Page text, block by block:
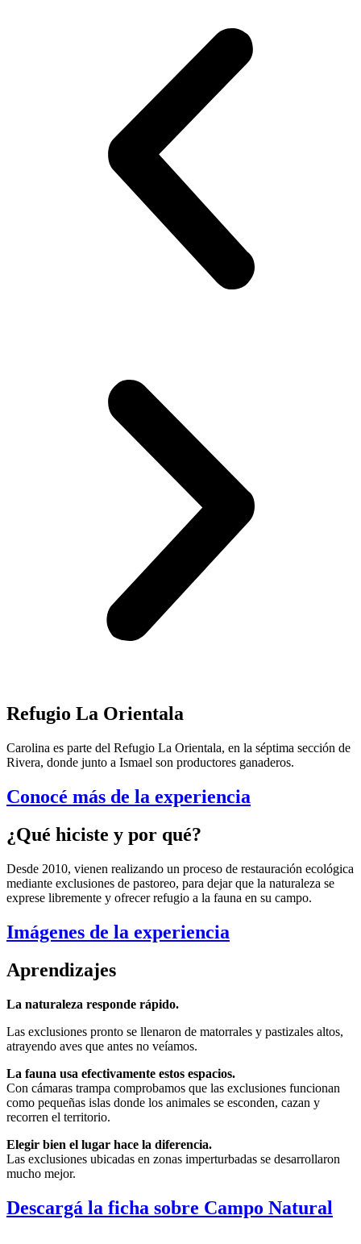
Refugio La Orientala
Carolina es parte del Refugio La Orientala, en la séptima sección de
Rivera, donde junto a Ismael son productores ganaderos.
Conocé más de la experiencia
¿Qué hiciste y por qué?
Desde 2010, vienen realizando un proceso de restauración ecológica
mediante exclusiones de pastoreo, para dejar que la naturaleza se
exprese libremente y ofrecer refugio a la fauna en su campo.
Imágenes de la experiencia
Aprendizajes
La naturaleza responde rápido.
Las exclusiones pronto se llenaron de matorrales y pastizales altos,
atrayendo aves que antes no veíamos.
La fauna usa efectivamente estos espacios.
Con cámaras trampa comprobamos que las exclusiones funcionan
como pequeñas islas donde los animales se esconden, cazan y
recorren el territorio.
Elegir bien el lugar hace la diferencia.
Las exclusiones ubicadas en zonas imperturbadas se desarrollaron
mucho mejor.
Descargá la ficha sobre Campo Natural